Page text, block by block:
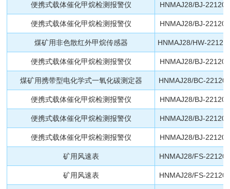
便携式载体催化甲烷检测报警仪 HNMAJ28/BJ-
便携式载体催化甲烷检测报警仪 HNMAJ28/BJ-
煤矿用非色散红外甲烷传感器 HNMAJ28/HW-
便携式载体催化甲烷检测报警仪 HNMAJ28/BJ-
煤矿用携带型电化学式一氧化碳测定器 HNMAJ28/BC-
便携式载体催化甲烷检测报警仪 HNMAJ28/BJ-
便携式载体催化甲烷检测报警仪 HNMAJ28/BJ-
便携式载体催化甲烷检测报警仪 HNMAJ28/BJ-
矿用风速表 HNMAJ28/FS-
矿用风速表 HNMAJ28/FS-